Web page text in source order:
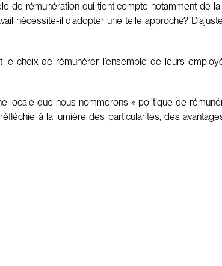
de rémunération qui tient compte notamment de
nécessite-il d’adopter une telle approche?
choix de rémunérer l’ensemble de leurs
locale que nous nommerons « politique de
à la lumière des particularités, des